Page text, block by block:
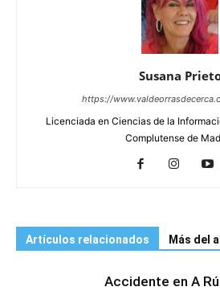
Susana
https://
Licenciada en Ciencias de la
Complutense de
Artículos relacionados Más del
Accidente en A